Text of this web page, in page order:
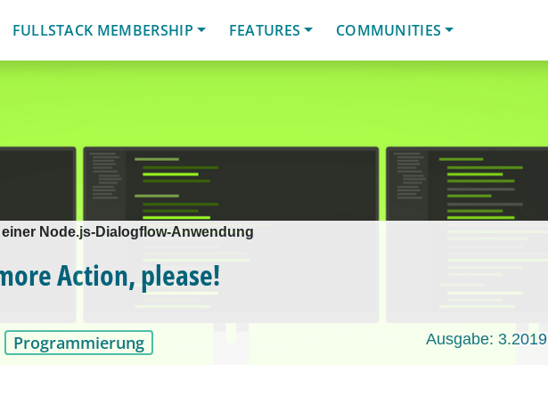
FULLSTACK MEMBERSHIP FEATURES COMMUNITIES
Node.js-Dialogflow-Anwendung
Action, please!
Programmierung Ausgabe: 3.2019